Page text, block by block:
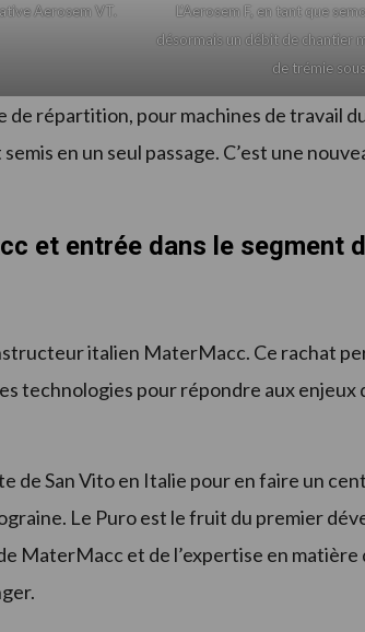
Aerosem VT.
L’Aerosem F, en tant que
désormais un débit de chantier
de trémie
répartition, pour machines de travail
en un seul passage. C’est une
et entrée dans le segment
italien MaterMacc. Ce rachat
technologies pour répondre aux enjeux
de San Vito en Italie pour en faire un
Le Puro est le fruit du premier
MaterMacc et de l’expertise en